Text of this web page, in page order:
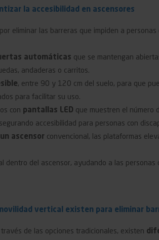
la accesibilidad en ascensores
eliminar las barreras que impiden a
automáticas que se mantengan
andaderas o carritos.
, entre 90 y 120 cm del suelo, para que
para facilitar su uso.
con pantallas LED que muestren el número
accesibilidad para personas con
ascensor convencional, las plataformas
dentro del ascensor, ayudando a las personas
vertical existen para eliminar
de las opciones tradicionales, existen